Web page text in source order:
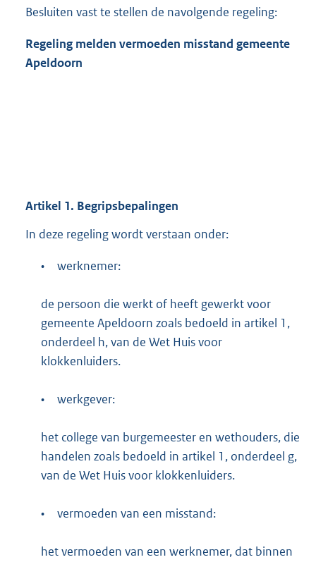
Besluiten vast te stellen de navolgende regeling:
Regeling melden vermoeden misstand gemeente
Apeldoorn
Artikel 1. Begripsbepalingen
In deze regeling wordt verstaan onder:
• werknemer:
de persoon die werkt of heeft gewerkt voor
gemeente Apeldoorn zoals bedoeld in artikel 1,
onderdeel h, van de Wet Huis voor
klokkenluiders.
• werkgever:
het college van burgemeester en wethouders, die
handelen zoals bedoeld in artikel 1, onderdeel g,
van de Wet Huis voor klokkenluiders.
• vermoeden van een misstand:
het vermoeden van een werknemer, dat binnen